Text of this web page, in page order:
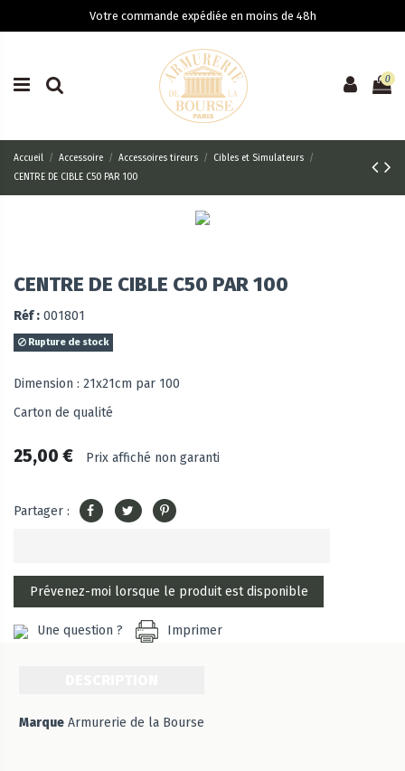
Votre commande expédiée en moins de 48h
0
Accueil Accessoire Accessoires tireurs
Cibles et Simulateurs
CENTRE DE CIBLE C50 PAR 100
CENTRE DE CIBLE C50 PAR 100
Réf : 001801
Rupture de stock
Dimension : 21x21cm par 100
Carton de qualité
25,00 € Prix affiché non garanti
Partager :
Une question ? Imprimer
Marque Armurerie de la Bourse